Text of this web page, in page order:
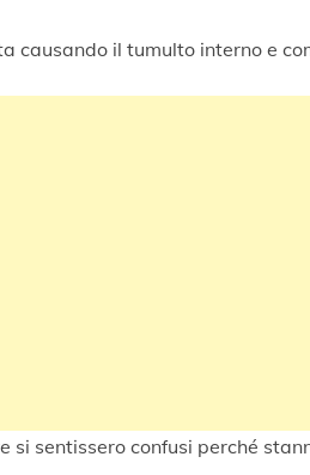
causando il tumulto interno e
si sentissero confusi perché